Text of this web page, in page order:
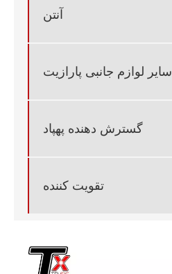
آنتن
سایر لوازم جانبی پارازیت
گسترش دهنده پهپاد
تقویت کننده